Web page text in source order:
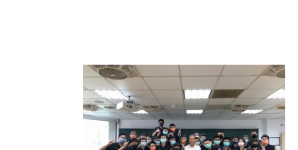
27+
宗教
30+
農業